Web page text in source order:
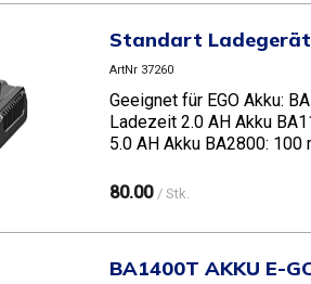
Standart Ladegerät
ArtNr 37260
Geeignet für EGO Akku:
Ladezeit 2.0 AH Akku
5.0 AH Akku BA2800: 100
80.00 / Stk.
BA1400T AKKU E-